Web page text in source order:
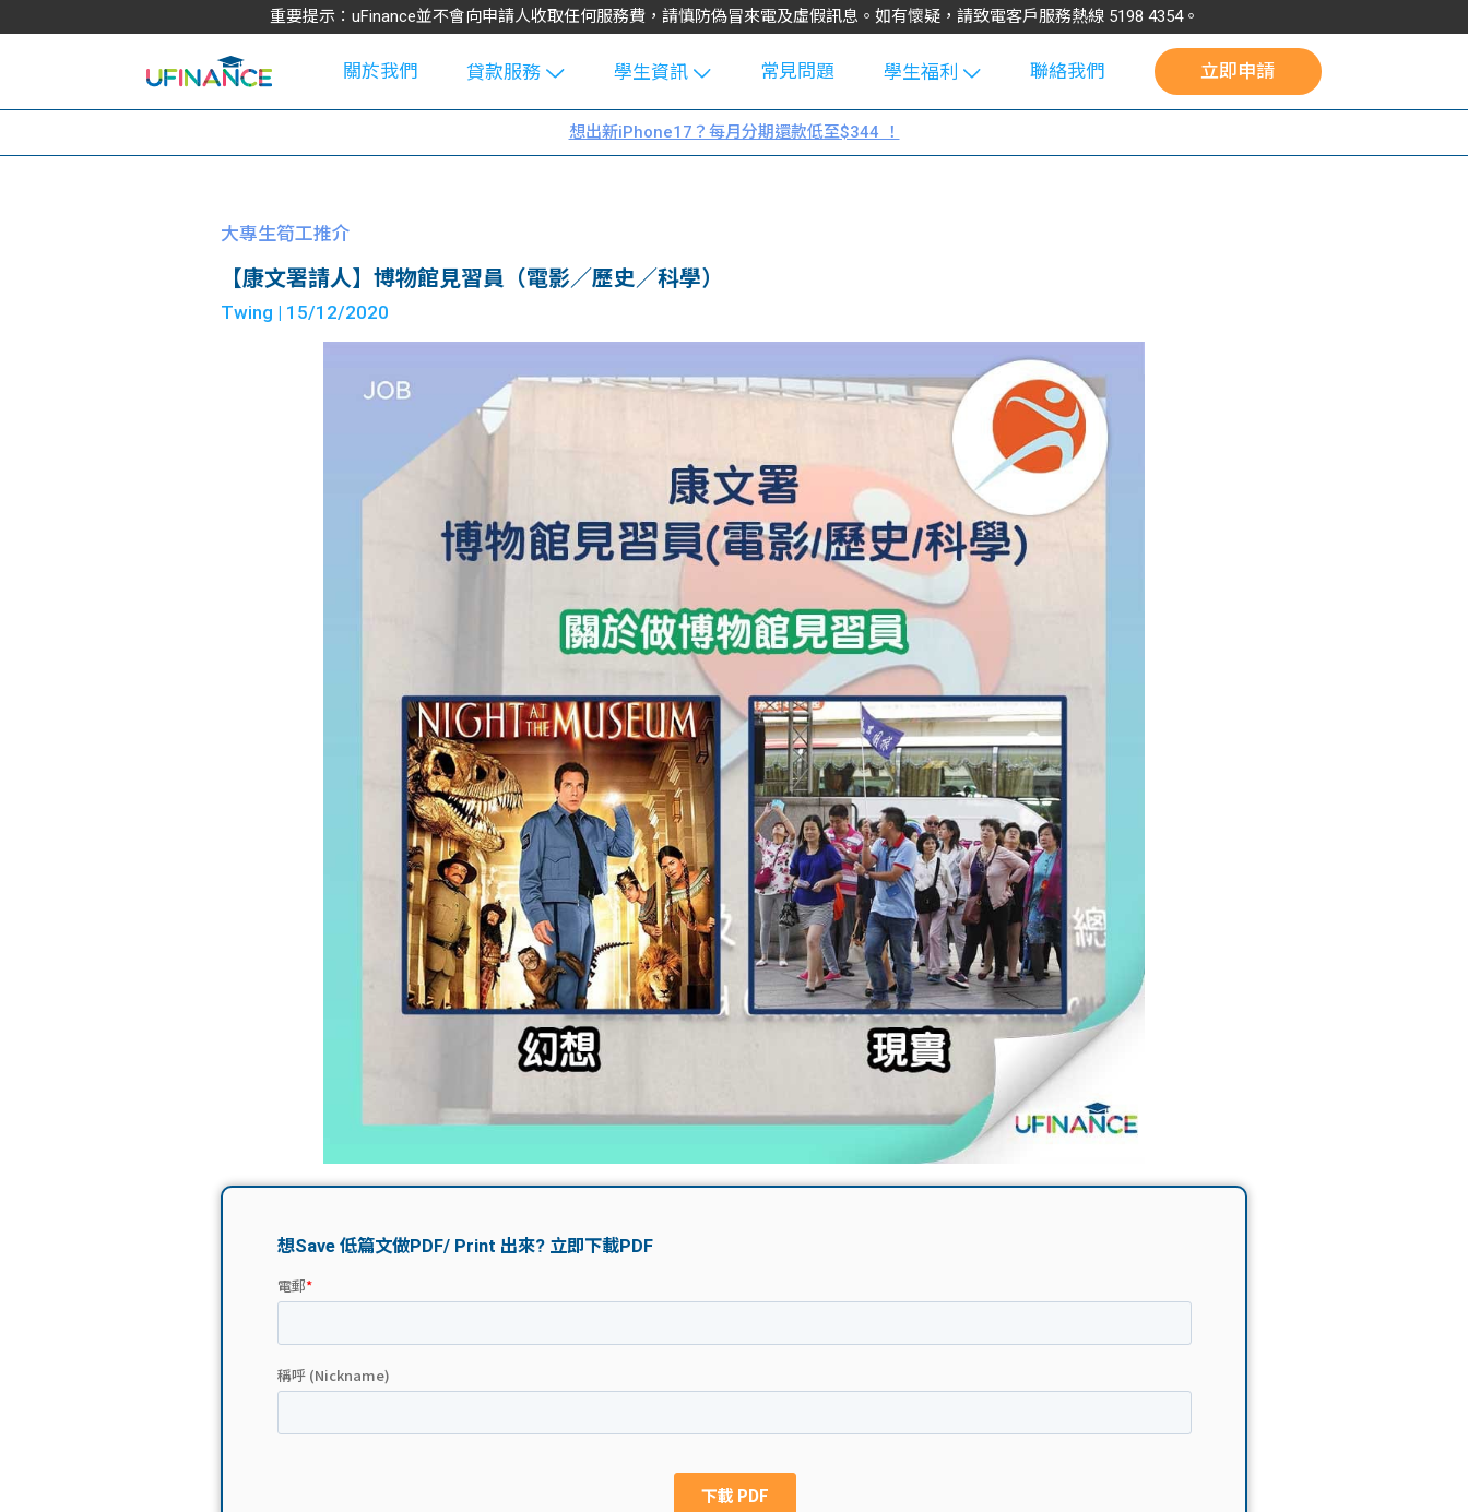
重要提示：uFinance並不會向申請人收取任何服務費，請慎防偽冒來電及虛假訊息。如有懷疑，請致電客戶服務熱線 5198 4354。
關於我們
貸款服務
學生貸款
大學生學費
機
網上私人貸
機
學生資訊
Blog
大專生筍
Exchang
Guide
學生貸款
101
常見問題
學生福利
uFinance 校
園贊助
聯絡我們 立即申請
想出新iPhone17？每月分期還款低至$344 ！
大專生筍工推介
【康文署請人】博物館見習員（電影／歷史／科學）
Twing | 15/12/2020